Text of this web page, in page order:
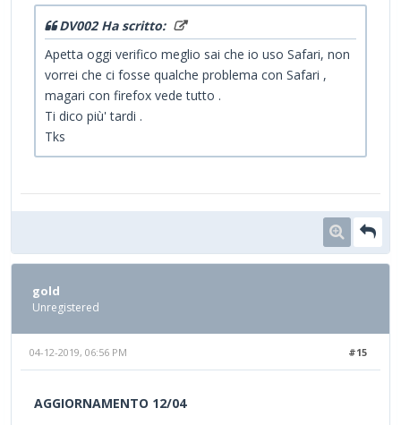
DV002 Ha scritto:
Apetta oggi verifico meglio sai che io uso Safari, non
vorrei che ci fosse qualche problema con Safari ,
magari con firefox vede tutto .
Ti dico più' tardi .
Tks
gold
Unregistered
#15
04-12-2019, 06:56 PM
AGGIORNAMENTO 12/04